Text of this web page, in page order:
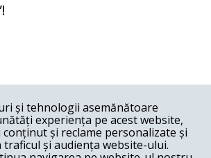
și tehnologii asemănătoare
experiența pe acest website,
și reclame personalizate și
și audiența website-ului.